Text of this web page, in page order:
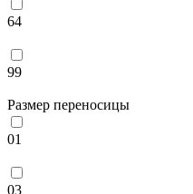
64
99
Размер переносицы
01
03